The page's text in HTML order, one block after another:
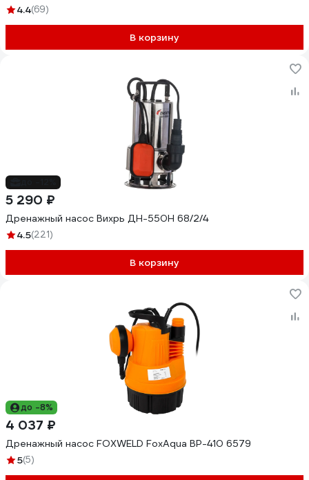
4.4(69)
В корзину
5 290 ₽
Дренажный насос Вихрь ДН-550Н 68/2/4
4.5(221)
В корзину
до -8%
4 037 ₽
Дренажный насос FOXWELD FoxAqua BP-410 6579
5(5)